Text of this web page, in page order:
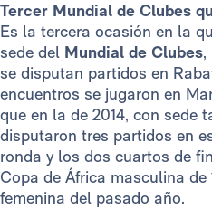
Tercer Mundial de Clubes
Es la tercera ocasión en la
sede del Mundial de Clubes,
se disputan partidos en
encuentros se jugaron en
que en la de 2014, con sede
disputaron tres partidos en
ronda y los dos cuartos de
Copa de África masculina de
femenina del pasado año.